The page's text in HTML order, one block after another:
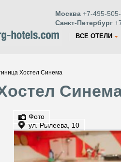
Москва +7-495-
Санкт-Петербург
ВСЕ ОТЕЛИ
Хостел Синема
Фото
ул. Рылеева, 10